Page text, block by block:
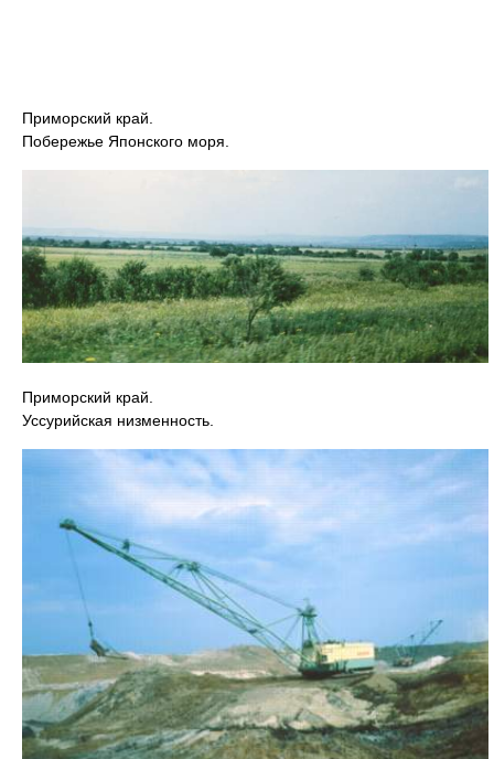
Приморский край.
Побережье Японского моря.
Приморский край.
Уссурийская низменность.